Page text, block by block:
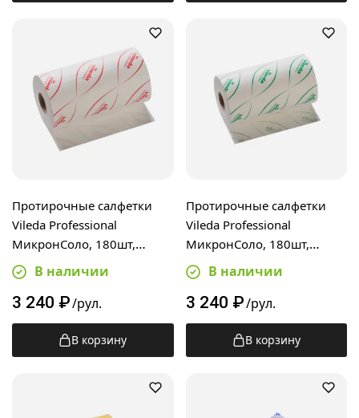
Протирочные салфетки
Vileda Professional
МикронСоло, 180шт,
32х25см, красные, 170355
В наличии
3 240 ₽/рул.
В корзину
Протирочные салфетки
Vileda Professional
МикронСоло, 180шт,
32х25см, зеленые, 170361
В наличии
3 240 ₽/рул.
В корзину